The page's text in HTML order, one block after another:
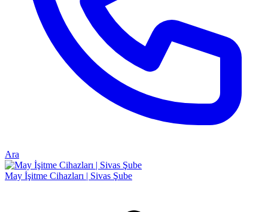
Ara
May İşitme Cihazları | Sivas Şube